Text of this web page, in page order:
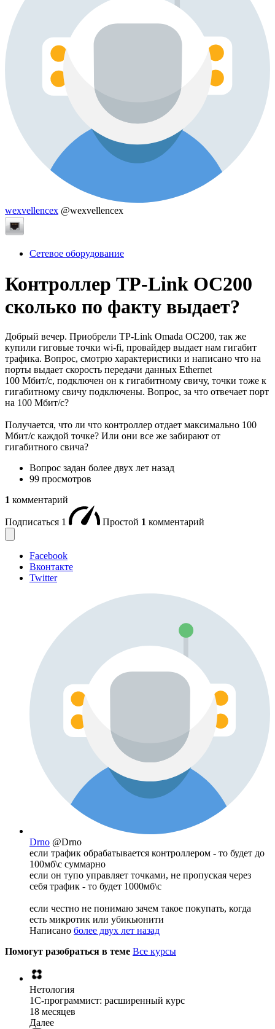
wexvellencex @wexvellencex
Сетевое оборудование
Контроллер TP-Link OC200
сколько по факту выдает?
Добрый вечер. Приобрели TP-Link Omada OC200, так же
купили гиговые точки wi-fi, провайдер выдает нам гигабит
трафика. Вопрос, смотрю характеристики и написано что на
порты выдает скорость передачи данных Ethernet
100 Мбит/с, подключен он к гигабитному свичу, точки тоже к
гигабитному свичу подключены. Вопрос, за что отвечает порт
на 100 Мбит/c?
Получается, что ли что контроллер отдает максимально 100
Мбит/c каждой точке? Или они все же забирают от
гигабитного свича?
Вопрос задан более двух лет назад
99 просмотров
1 комментарий
Подписаться 1 Простой 1 комментарий
Facebook
Вконтакте
Twitter
Drno @Drno
если трафик обрабатывается контроллером - то будет до
100мб\с суммарно
если он тупо управляет точками, не пропуская через
себя трафик - то будет 1000мб\с
если честно не понимаю зачем такое покупать, когда
есть микротик или убикьюнити
Написано более двух лет назад
Помогут разобраться в теме Все курсы
Нетология
1C-программист: расширенный курс
18 месяцев
Далее